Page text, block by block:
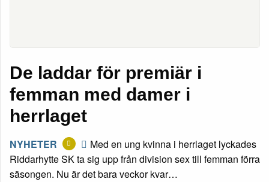
De laddar för premiär i
femman med damer i
herrlaget
NYHETER
Med en ung kvinna i herrlaget lyckades
Riddarhytte SK ta sig upp från division sex till femman förra
säsongen. Nu är det bara veckor kvar…